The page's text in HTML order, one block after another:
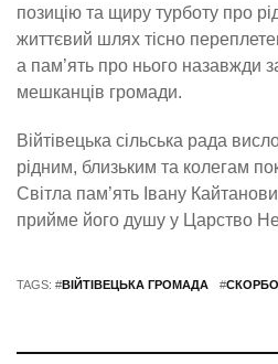
позицію та щиру турботу про
життєвий шлях тісно
а пам’ять про нього назавжди
мешканців громади.
Війтівецька сільська рада
рідним, близьким та колегам
Світла пам’ять Івану
прийме його душу у Царство
TAGS: #ВІЙТІВЕЦЬКА ГРОМАДА #